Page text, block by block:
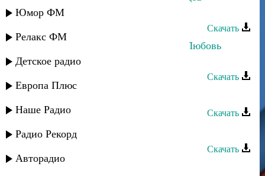
Юмор ФМ
Релакс ФМ
Детское радио
Европа Плюс
Наше Радио
Радио Рекорд
Авторадио
Восточная любовь
Скачать
Хасбулат Рахманов и Марианна - Любовь
убита
Скачать
Магомед Аликперов - Моя любовь
Скачать
Дагир Магомедов - Джансари
Скачать
Дагир Магомедов - Доги